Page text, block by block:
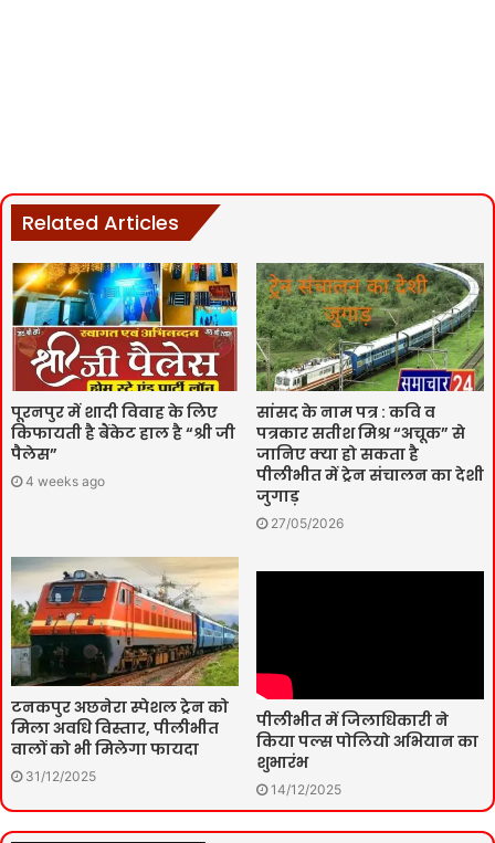
Related Articles
पूरनपुर में शादी विवाह के लिए
किफायती है बैंकेट हाल है “श्री जी
पैलेस”
4 weeks ago
सांसद के नाम पत्र : कवि व
पत्रकार सतीश मिश्र “अचूक” से
जानिए क्या हो सकता है
पीलीभीत में ट्रेन संचालन का देशी
जुगाड़
27/05/2026
टनकपुर अछनेरा स्पेशल ट्रेन को
मिला अवधि विस्तार, पीलीभीत
वालों को भी मिलेगा फायदा
31/12/2025
पीलीभीत में जिलाधिकारी ने
किया पल्स पोलियो अभियान का
शुभारंभ
14/12/2025